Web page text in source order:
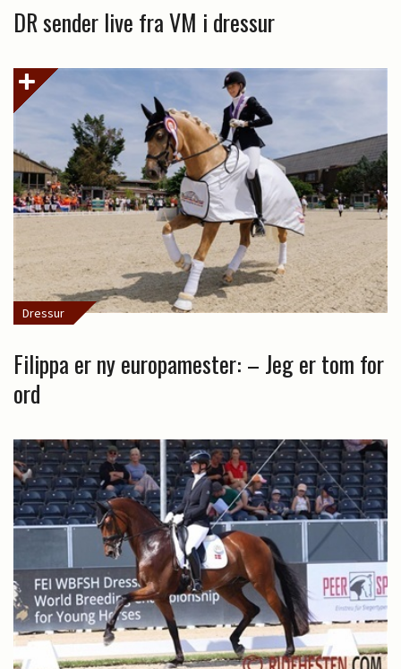
DR sender live fra VM i dressur
Dressur
Filippa er ny europamester: – Jeg er tom for
ord